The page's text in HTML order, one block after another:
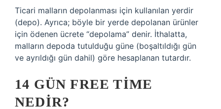
Ticari malların depolanması için kullanılan yerdir
(depo). Ayrıca; böyle bir yerde depolanan ürünler
için ödenen ücrete “depolama” denir. İthalatta,
malların depoda tutulduğu güne (boşaltıldığı gün
ve ayrıldığı gün dahil) göre hesaplanan tutardır.
14 GÜN FREE TIME
NEDIR?